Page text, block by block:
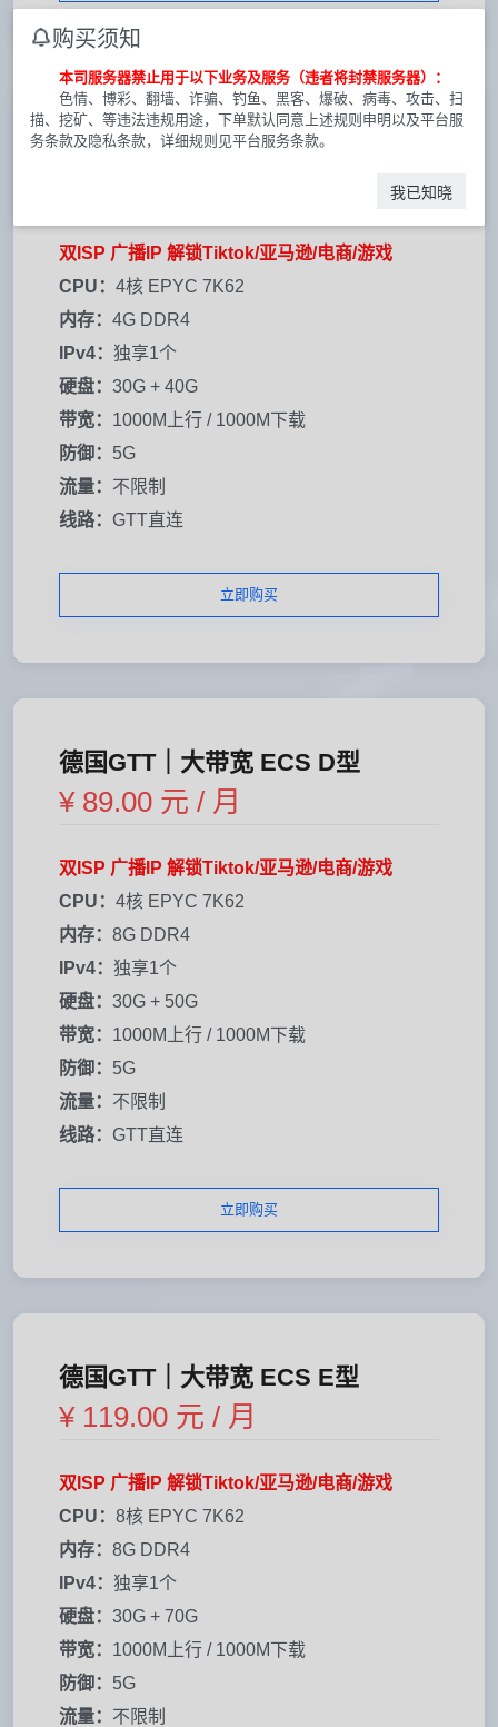
德国GTT｜大带宽 ECS C型
双ISP 广播IP 解锁Tiktok/亚马逊/电商/游戏
CPU： 4核 EPYC 7K62
内存： 4G DDR4
IPv4： 独享1个
硬盘： 30G + 40G
带宽： 1000M上行 / 1000M下载
防御： 5G
流量： 不限制
线路： GTT直连
立即购买
德国GTT｜大带宽 ECS D型
¥ 89.00 元 / 月
双ISP 广播IP 解锁Tiktok/亚马逊/电商/游戏
CPU： 4核 EPYC 7K62
内存： 8G DDR4
IPv4： 独享1个
硬盘： 30G + 50G
带宽： 1000M上行 / 1000M下载
防御： 5G
流量： 不限制
线路： GTT直连
立即购买
德国GTT｜大带宽 ECS E型
¥ 119.00 元 / 月
双ISP 广播IP 解锁Tiktok/亚马逊/电商/游戏
CPU： 8核 EPYC 7K62
内存： 8G DDR4
IPv4： 独享1个
硬盘： 30G + 70G
带宽： 1000M上行 / 1000M下载
防御： 5G
流量： 不限制
购买须知
本司服务器禁止用于以下业务及服务（违者将封禁服务器）：
色情、博彩、翻墙、诈骗、钓鱼、黑客、爆破、病毒、攻击、扫
描、挖矿、等违法违规用途，下单默认同意上述规则申明以及平台服
务条款及隐私条款，详细规则见平台服务条款。
我已知晓